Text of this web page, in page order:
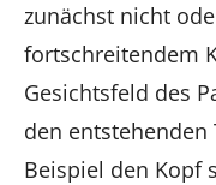
zunächst nicht
fortschreitendem
Gesichtsfeld des
den
Beispiel den Kopf